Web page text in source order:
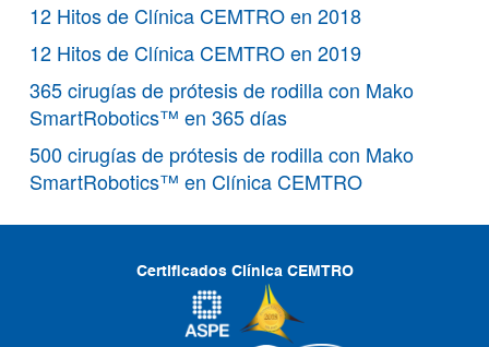
12 Hitos de Clínica CEMTRO en 2018
12 Hitos de Clínica CEMTRO en 2019
365 cirugías de prótesis de rodilla con Mako
SmartRobotics™ en 365 días
500 cirugías de prótesis de rodilla con Mako
SmartRobotics™ en Clínica CEMTRO
Certificados Clínica CEMTRO